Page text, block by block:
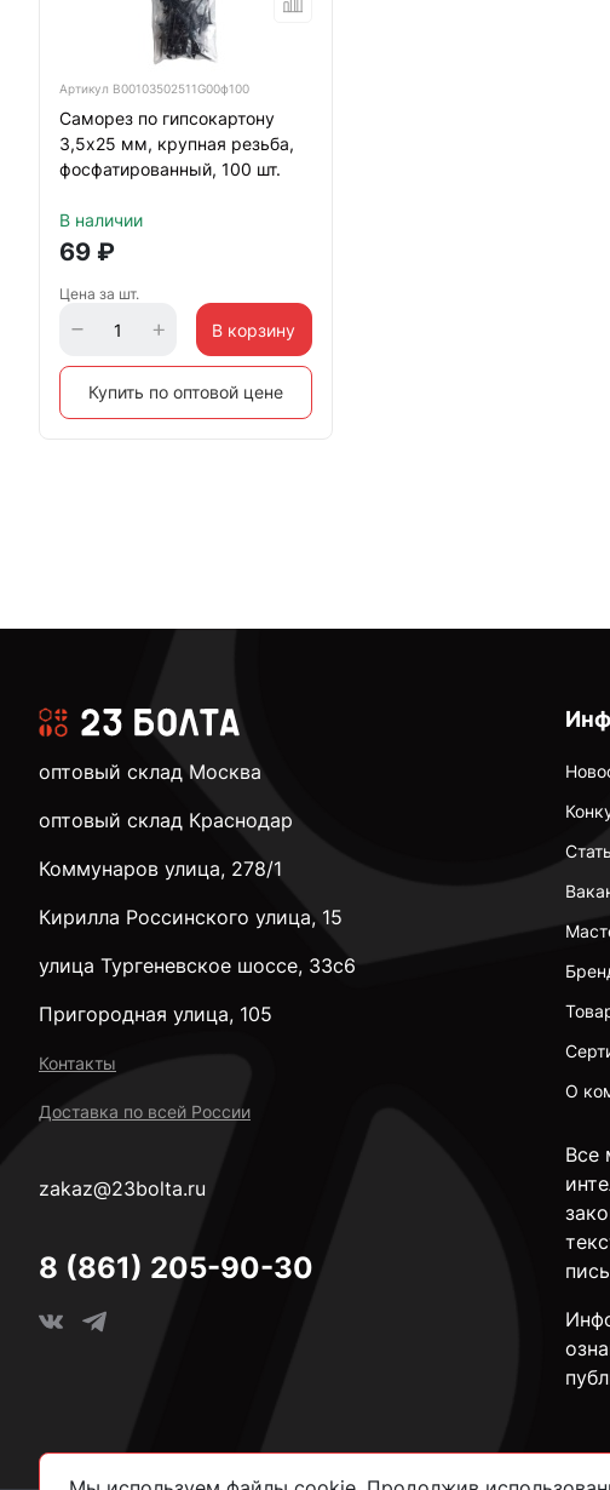
Артикул B00103502511G00ф100
Саморез по гипсокартону
3,5х25 мм, крупная резьба,
фосфатированный, 100 шт.
В наличии
69 ₽
Цена за шт.
В корзину
Купить по оптовой цене
О
Все
оптовый склад Москва
оптовый склад Краснодар
Коммунаров улица, 278/1
Кирилла Россинского улица, 15
улица Тургеневское шоссе, 33с6
Пригородная улица, 105
Контакты
Доставка по всей России
zakaz@23bolta.ru
8 (861) 205-90-30